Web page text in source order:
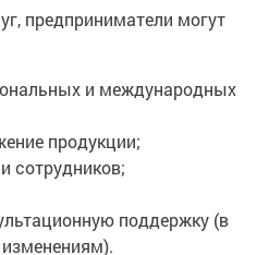
предприниматели могут
и международных
продукции;
сотрудников;
поддержку (в